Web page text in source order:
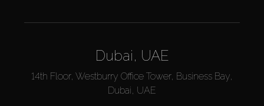
Dubai, UAE
14th Floor, Westburry Office Tower, Business Bay,
Dubai, UAE